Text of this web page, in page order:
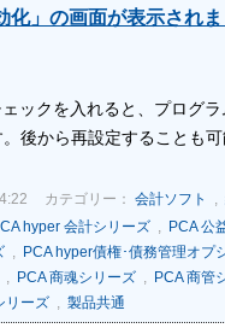
」の画面が表示され
ックを入れると、プログ
後から再設定することも
カテゴリー： 会計ソフト ,
hyper 会計シリーズ, PCA 公
, PCA hyper債権･債務管理オプ
PCA 商魂シリーズ, PCA 商管
リーズ, 製品共通